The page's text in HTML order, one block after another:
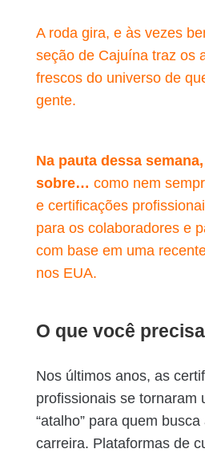
A roda gira, e às vezes
seção de Cajuína traz os
frescos do universo de
gente.
Na pauta dessa
sobre… como nem
e certificações
para os colaboradores e
com base em uma
nos EUA.
O que você
Nos últimos anos, as
profissionais se tornaram
“atalho” para quem
carreira. Plataformas de